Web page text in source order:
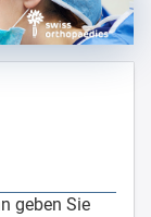
geben Sie